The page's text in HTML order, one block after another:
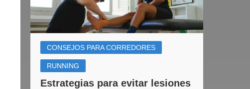
CONSEJOS PARA CORREDORES
RUNNING
Estrategias para evitar lesiones